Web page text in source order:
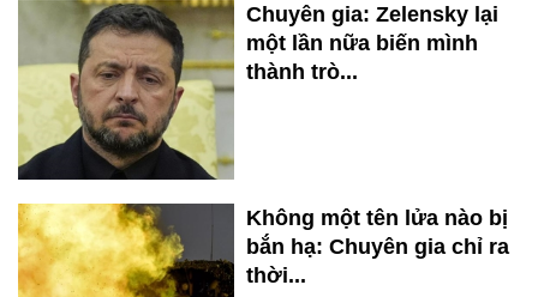
Chuyên gia: Zelensky lại
một lần nữa biến mình
thành trò...
Không một tên lửa nào bị
bắn hạ: Chuyên gia chỉ ra
thời...